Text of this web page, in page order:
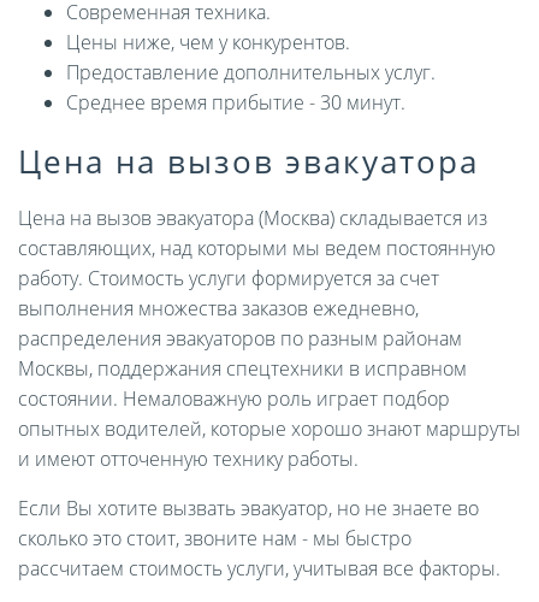
Современная техника.
Цены ниже, чем у конкурентов.
Предоставление дополнительных услуг.
Среднее время прибытие - 30 минут.
Цена на вызов эвакуатора
Цена на вызов эвакуатора (Москва) складывается из
составляющих, над которыми мы ведем постоянную
работу. Стоимость услуги формируется за счет
выполнения множества заказов ежедневно,
распределения эвакуаторов по разным районам
Москвы, поддержания спецтехники в исправном
состоянии. Немаловажную роль играет подбор
опытных водителей, которые хорошо знают маршруты
и имеют отточенную технику работы.
Если Вы хотите вызвать эвакуатор, но не знаете во
сколько это стоит, звоните нам - мы быстро
рассчитаем стоимость услуги, учитывая все факторы.